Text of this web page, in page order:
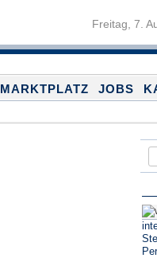
Freitag, 7.
MARKTPLATZ JOBS